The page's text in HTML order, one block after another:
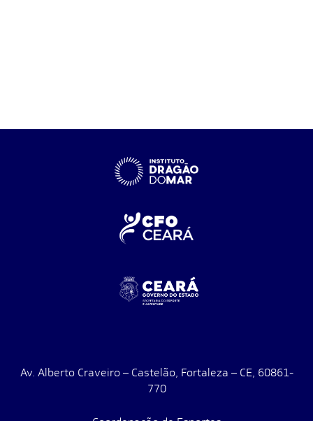
Av. Alberto Craveiro – Castelão, Fortaleza – CE, 60861-
770